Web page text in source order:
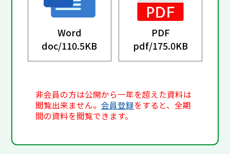
Word
doc/110.5KB
PDF
pdf/175.0KB
非会員の方は公開から一年を超えた資料は
閲覧出来ません。会員登録をすると、全期
間の資料を閲覧できます。